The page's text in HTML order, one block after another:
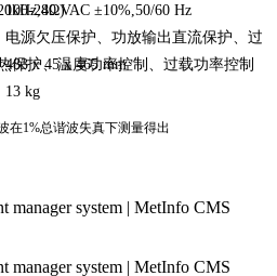
240 VAC ±10%,50/60 Hz
电源欠压保护、功放输出直流保护、过
保护、温度功率控制、过载功率控制
x 45 x 465 mm
13 kg
在1%总谐波失真下测量得出